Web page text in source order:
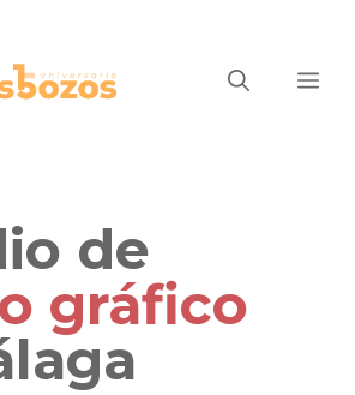
de
gráfico